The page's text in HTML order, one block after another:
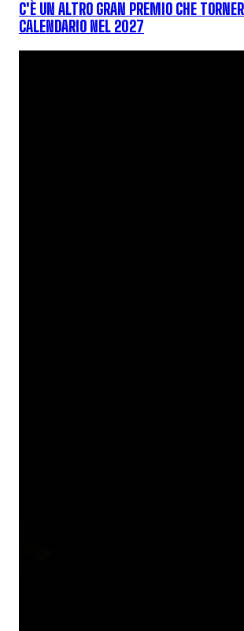
C'È UN ALTRO GRAN PREMIO CHE
CALENDARIO NEL 2027